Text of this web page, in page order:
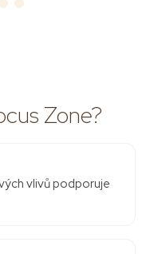
Zone?
vlivů podporuje